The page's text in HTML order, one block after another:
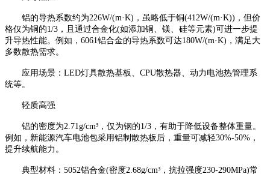
铝的导热系数约为226W/(m·K)，虽略低于铜(412W/(m·K))，但价
格仅为铜的1/3，且通过合金化(如添加铜、镁、硅等元素)可进一步提
升导热性能。例如，6061铝合金的导热系数可达180W/(m·K)，满足大
多数散热需求。
应用场景：LED灯具散热基板、CPU散热器、动力电池热管理系
统等。
轻质高强
铝的密度为2.71g/cm³，仅为钢的1/3，有助于降低设备整体重量。
例如，新能源汽车电池包采用铝制散热板后，重量可减轻30%-50%，
提升续航能力。
典型材料：5052铝合金(密度2.68g/cm³，抗拉强度230-290MPa)常